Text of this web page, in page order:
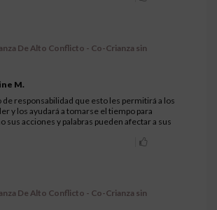
De Alto Conflicto - Co-Crianza sin
M.
de responsabilidad que esto les permitirá a los
y los ayudará a tomarse el tiempo para
sus acciones y palabras pueden afectar a sus
De Alto Conflicto - Co-Crianza sin